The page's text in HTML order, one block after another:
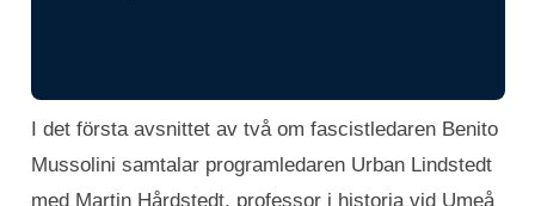
I det första avsnittet av två om fascistledaren Benito
Mussolini samtalar programledaren Urban Lindstedt
med Martin Hårdstedt, professor i historia vid Umeå